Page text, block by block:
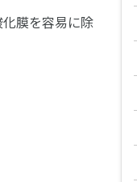
膜を容易に除